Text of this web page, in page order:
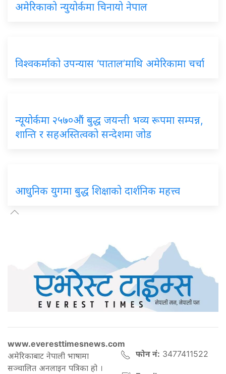
अमेरिकाको न्युयोर्कमा चिनायो नेपाल
विश्वकर्माको उपन्यास ‘पाताल’माथि अमेरिकामा चर्चा
न्यूयोर्कमा २५७०औं बुद्ध जयन्ती भव्य रूपमा सम्पन्न,
शान्ति र सहअस्तित्वको सन्देशमा जोड
आधुनिक युगमा बुद्ध शिक्षाको दार्शनिक महत्त्व
www.everesttimesnews.com
अमेरिकाबाट नेपाली भाषामा
सञ्चालित अनलाइन पत्रिका हो ।
फोन नं: 3477411522